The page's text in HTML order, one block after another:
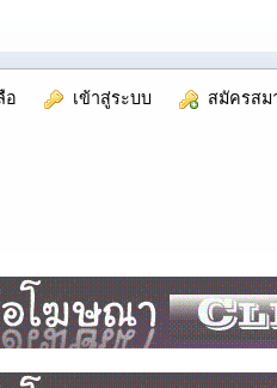
อ เข้าสู่ระบบ สมัครสม